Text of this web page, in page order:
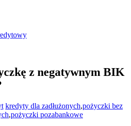
z negatywnym BIK
kredyty dla zadłużonych,pożyczki bez
,pożyczki pozabankowe